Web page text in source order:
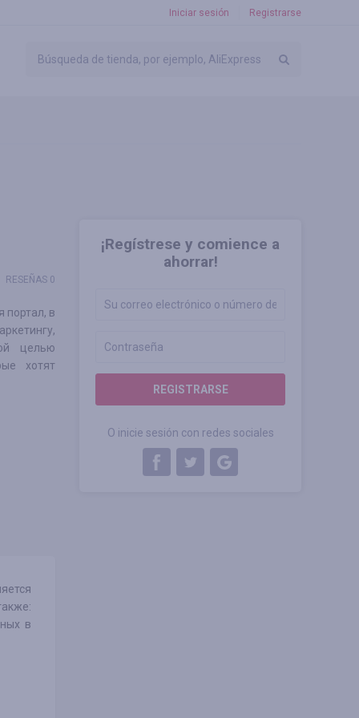
Iniciar sesión Registrarse
¡Regístrese y comience a
ahorrar!
REGISTRARSE
O inicie sesión con redes sociales
RESEÑAS 0
портал, в
целью
хотят
в